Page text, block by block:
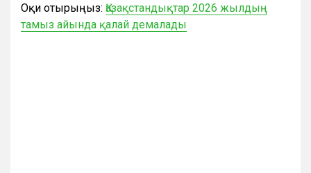
Оқи отырыңыз: Қазақстандықтар 2026 жылдың
тамыз айында қалай демалады